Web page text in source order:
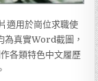
適用於崗位求職使
為真實Word截圖，
各類特色中文履歷